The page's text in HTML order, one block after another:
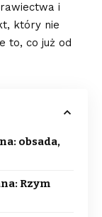
i
który nie
to, co już od
obsada,
Rzym